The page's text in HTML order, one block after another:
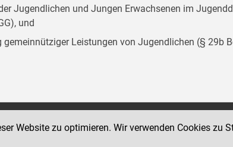
Jugendlichen und Jungen Erwachsenen im
und
gemeinnütziger Leistungen von Jugendlichen (§ 29b
Social Media Kanäle
Website zu optimieren. Wir verwenden Cookies zu